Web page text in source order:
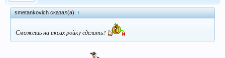
smetankovich сказал(а): ↑
Сможешь на иксах ройку сделать?